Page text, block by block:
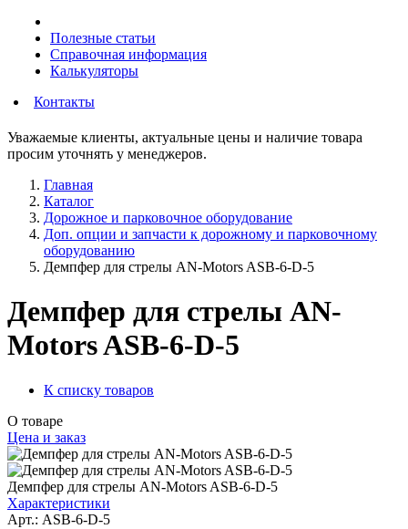
Полезные статьи
Справочная информация
Калькуляторы
Контакты
Уважаемые клиенты, актуальные цены и наличие товара
просим уточнять у менеджеров.
Главная
Каталог
Дорожное и парковочное оборудование
Доп. опции и запчасти к дорожному и парковочному
оборудованию
Демпфер для стрелы AN-Motors ASB-6-D-5
Демпфер для стрелы AN-
Motors ASB-6-D-5
К списку товаров
О товаре
Цена и заказ
Демпфер для стрелы AN-Motors ASB-6-D-5
Характеристики
Арт.: ASB-6-D-5